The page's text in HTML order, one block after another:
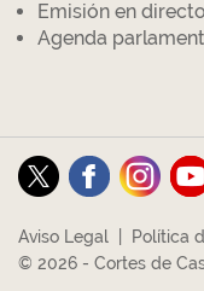
Emisión en directo
Agenda
Aviso Legal Política
© 2026 - Cortes de